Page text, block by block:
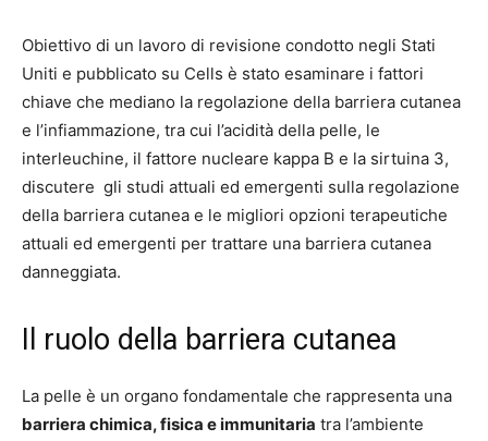
Obiettivo di un lavoro di revisione condotto negli Stati
Uniti e pubblicato su Cells è stato esaminare i fattori
chiave che mediano la regolazione della barriera cutanea
e l’infiammazione, tra cui l’acidità della pelle, le
interleuchine, il fattore nucleare kappa B e la sirtuina 3,
discutere gli studi attuali ed emergenti sulla regolazione
della barriera cutanea e le migliori opzioni terapeutiche
attuali ed emergenti per trattare una barriera cutanea
danneggiata.
Il ruolo della barriera cutanea
La pelle è un organo fondamentale che rappresenta una
barriera chimica, fisica e immunitaria tra l’ambiente